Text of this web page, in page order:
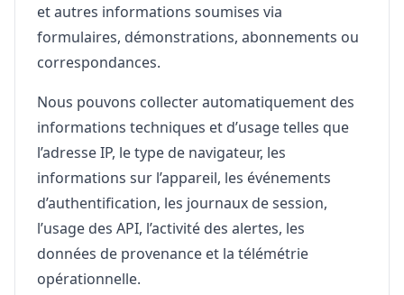
et autres informations soumises via
formulaires, démonstrations, abonnements ou
correspondances.
Nous pouvons collecter automatiquement des
informations techniques et d’usage telles que
l’adresse IP, le type de navigateur, les
informations sur l’appareil, les événements
d’authentification, les journaux de session,
l’usage des API, l’activité des alertes, les
données de provenance et la télémétrie
opérationnelle.